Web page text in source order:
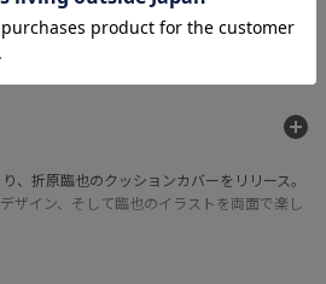
、折原臨也のクッションカバーをリリース。
ザイン、そして臨也のイラストを両面で楽し